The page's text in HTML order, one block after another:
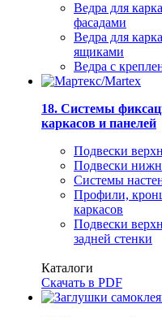
Ведра для
фасадами
Ведра для
ящиками
Ведра с
18. Системы
каркасов и панелей
Подвески
Подвески
Системы
Профили,
каркасов
Подвески
задней стенки
Каталоги
Скачать в PDF